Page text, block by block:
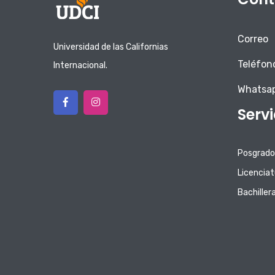
Universidad de las Californias
Internacional.
Correo